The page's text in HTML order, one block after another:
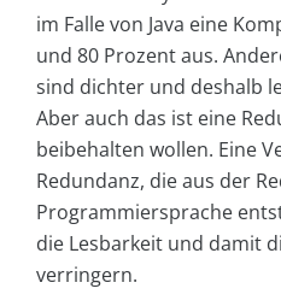
im Falle von Java eine
und 80 Prozent aus.
sind dichter und deshalb
Aber auch das ist eine
beibehalten wollen. Eine
Redundanz, die aus der
Programmiersprache
die Lesbarkeit und damit
verringern.